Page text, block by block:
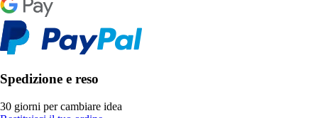
Spedizione e reso
30 giorni per cambiare idea